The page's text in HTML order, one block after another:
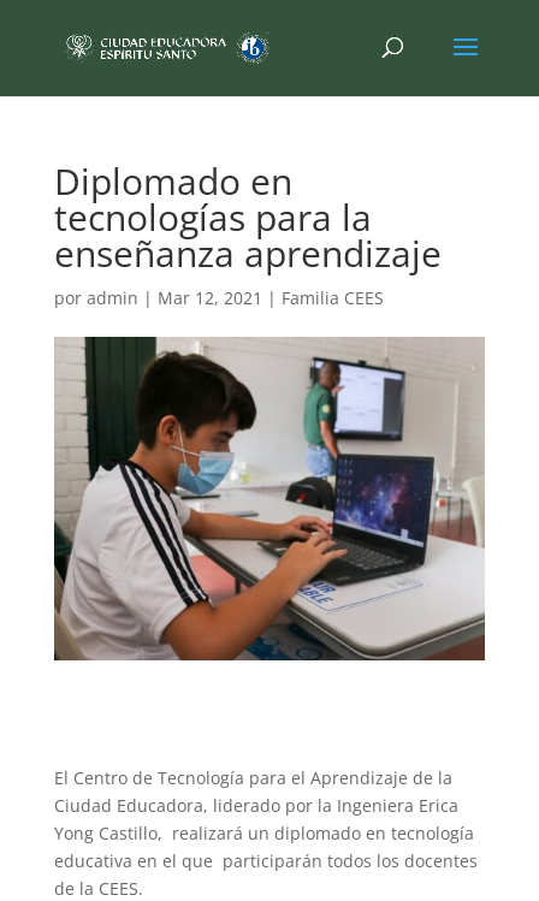
Diplomado en
tecnologías para la
enseñanza aprendizaje
por admin | Mar 12, 2021 | Familia CEES
El Centro de Tecnología para el Aprendizaje de la
Ciudad Educadora, liderado por la Ingeniera Erica
Yong Castillo, realizará un diplomado en tecnología
educativa en el que participarán todos los docentes
de la CEES.